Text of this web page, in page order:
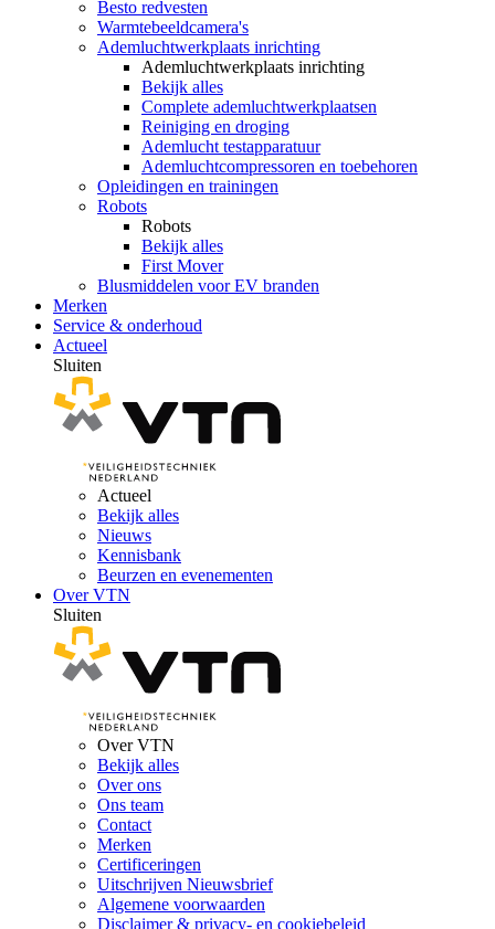
Besto redvesten
Warmtebeeldcamera's
Ademluchtwerkplaats inrichting
Ademluchtwerkplaats inrichting
Bekijk alles
Complete ademluchtwerkplaatsen
Reiniging en droging
Ademlucht testapparatuur
Ademluchtcompressoren en toebehoren
Opleidingen en trainingen
Robots
Robots
Bekijk alles
First Mover
Blusmiddelen voor EV branden
Merken
Service & onderhoud
Actueel
Sluiten
Actueel
Bekijk alles
Nieuws
Kennisbank
Beurzen en evenementen
Over VTN
Sluiten
Over VTN
Bekijk alles
Over ons
Ons team
Contact
Merken
Certificeringen
Uitschrijven Nieuwsbrief
Algemene voorwaarden
Disclaimer & privacy- en cookiebeleid